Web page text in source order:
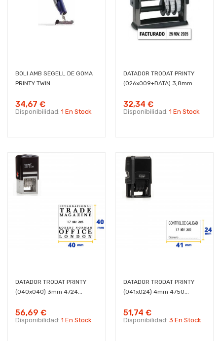
BOLI AMB SEGELL DE GOMA
PRINTY TWIN
34,67 €
Disponibilidad: 1 En Stock
DATADOR TRODAT PRINTY
(026x009+DATA) 3,8mm...
32,34 €
Disponibilidad: 1 En Stock
DATADOR TRODAT PRINTY
(040x040) 3mm 4724...
56,69 €
Disponibilidad: 1 En Stock
DATADOR TRODAT PRINTY
(041x024) 4mm 4750...
51,74 €
Disponibilidad: 3 En Stock